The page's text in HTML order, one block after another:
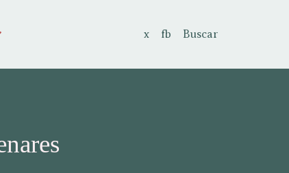
x fb Buscar